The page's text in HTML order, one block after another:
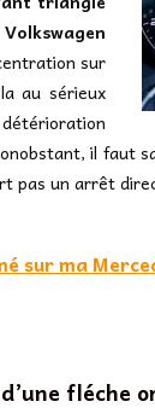
sur
au sérieux
il faut
pas un arrêt
sur ma
fléche